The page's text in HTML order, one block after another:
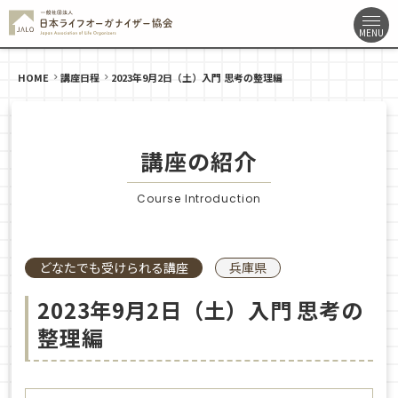
HOME 講座日程 2023年9月2日（土）入門 思考の整理編
講座の紹介
Course Introduction
どなたでも受けられる講座 兵庫県
2023年9月2日（土）入門 思考の
整理編